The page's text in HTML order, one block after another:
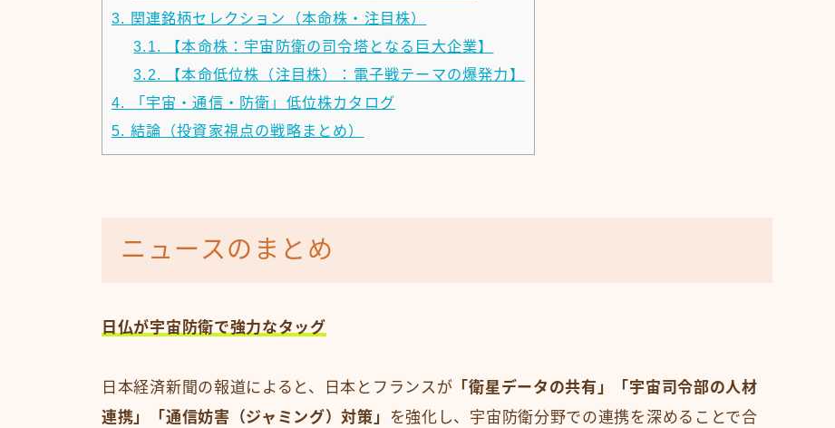
3. 関連銘柄セレクション（本命株・注目株）
3.1.
【本命株：宇宙防衛の司令塔となる巨大企業】
3.2.
【本命低位株（注目株）：電子戦テーマの爆発力】
4.
「宇宙・通信・防衛」低位株カタログ
5. 結論（投資家視点の戦略まとめ）
ニュースのまとめ
日仏が宇宙防衛で強力なタッグ
日本経済新聞の報道によると、日本とフランスが 「衛星データの共有」「宇宙司令部の人材
連携」「通信妨害（ジャミング）対策」 を強化し、宇宙防衛分野での連携を深めることで合